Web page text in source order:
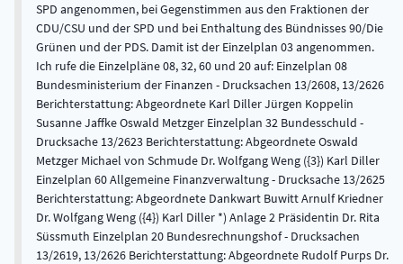
SPD angenommen, bei Gegenstimmen aus den Fraktionen der
CDU/CSU und der SPD und bei Enthaltung des Bündnisses 90/Die
Grünen und der PDS. Damit ist der Einzelplan 03 angenommen.
Ich rufe die Einzelpläne 08, 32, 60 und 20 auf: Einzelplan 08
Bundesministerium der Finanzen - Drucksachen 13/2608, 13/2626
Berichterstattung: Abgeordnete Karl Diller Jürgen Koppelin
Susanne Jaffke Oswald Metzger Einzelplan 32 Bundesschuld -
Drucksache 13/2623 Berichterstattung: Abgeordnete Oswald
Metzger Michael von Schmude Dr. Wolfgang Weng ({3}) Karl Diller
Einzelplan 60 Allgemeine Finanzverwaltung - Drucksache 13/2625
Berichterstattung: Abgeordnete Dankwart Buwitt Arnulf Kriedner
Dr. Wolfgang Weng ({4}) Karl Diller *) Anlage 2 Präsidentin Dr. Rita
Süssmuth Einzelplan 20 Bundesrechnungshof - Drucksachen
13/2619, 13/2626 Berichterstattung: Abgeordnete Rudolf Purps Dr.